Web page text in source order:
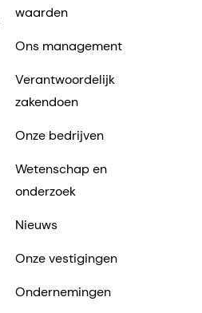
waarden
Ons management
Verantwoordelijk
zakendoen
Onze bedrijven
Wetenschap en
onderzoek
Nieuws
Onze vestigingen
Ondernemingen